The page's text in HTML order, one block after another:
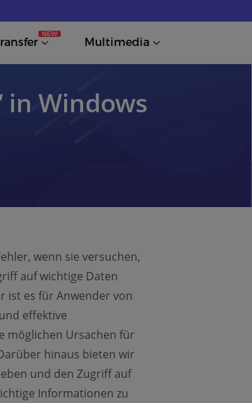
NEW
Multimedia
in Windows
wenn sie versuchen,
auf wichtige Daten
ist es für Anwender von
effektive
möglichen Ursachen für
hinaus bieten wir
und den Zugriff auf
Informationen zu